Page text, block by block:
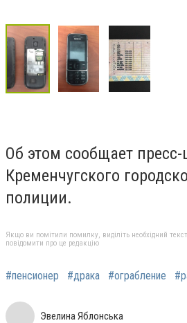
Об этом сообщает пресс-
Кременчугского
полиции.
Якщо ви помітили помилку, виділіть необхідний
повідомити про це редакцію
#пенсионер #драка #ограбление
Эвелина Яблонська